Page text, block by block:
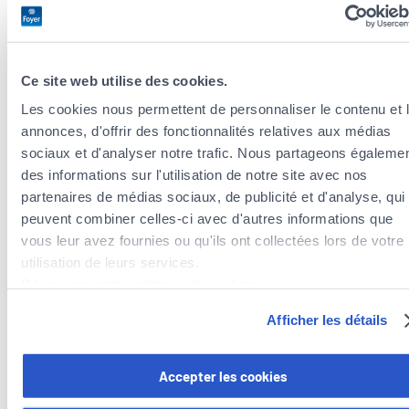
Ce site web utilise des cookies.
Les cookies nous permettent de personnaliser le contenu et
annonces, d'offrir des fonctionnalités relatives aux médias
sociaux et d'analyser notre trafic. Nous partageons
des informations sur l'utilisation de notre site avec nos
partenaires de médias sociaux, de publicité et d'analyse, qui
peuvent combiner celles-ci avec d'autres informations que
vous leur avez fournies ou qu'ils ont collectées lors de votre
utilisation de leurs services.
Vous avez la possibilité de retirer votre consentement à tout
moment en cliquant sur le lien "gestion des cookies" en bas
Afficher les détails
Accepter les cookies
+352
567830
Tax optimization